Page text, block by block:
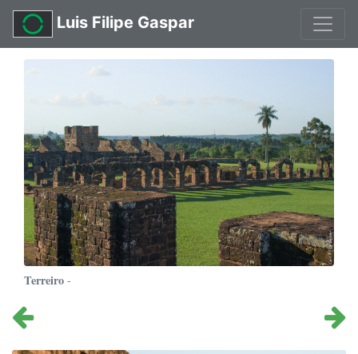
Luis Filipe Gaspar
Terreiro -